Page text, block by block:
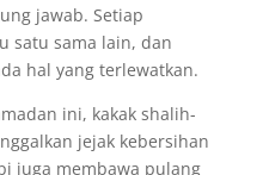
jawab. Setiap
satu sama lain, dan
hal yang terlewatkan.
ini, kakak shalih-
jejak kebersihan
juga membawa pulang